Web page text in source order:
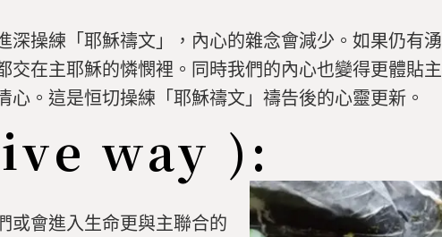
深操練「耶穌禱文」，內心的雜念會減少。如果仍有湧
交在主耶穌的憐憫裡。同時我們的內心也變得更體貼主
。這是恒切操練「耶穌禱文」禱告後的心靈更新。
way ):
或會進入生命更與主聯合的